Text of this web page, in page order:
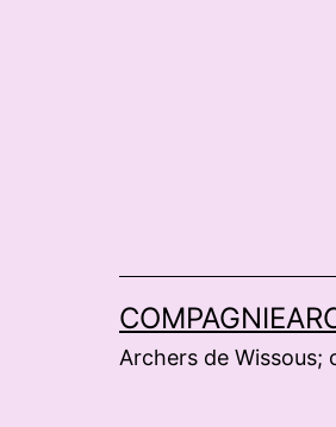
Archers de